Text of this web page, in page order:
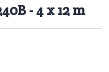
- 4 x 12 m